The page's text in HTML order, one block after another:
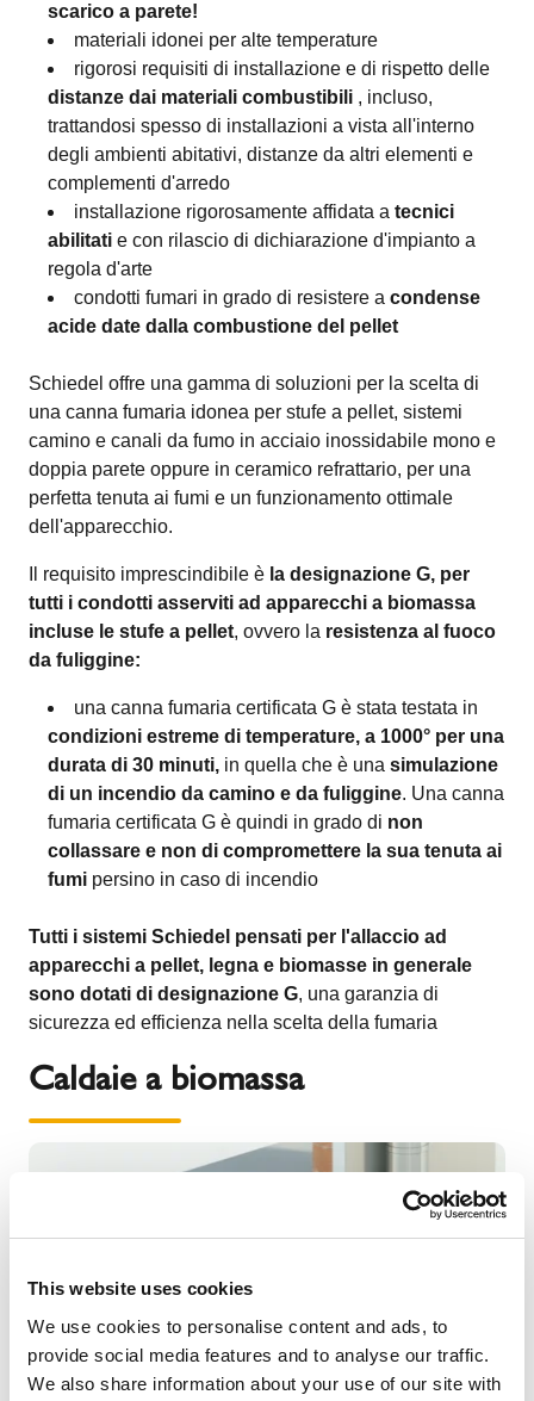
This website uses cookies
We use cookies to personalise content and ads, to
provide social media features and to analyse our traffic.
We also share information about your use of our site with
scarico a parete!
materiali idonei per alte temperature
rigorosi requisiti di installazione e di rispetto delle
distanze dai materiali combustibili , incluso,
trattandosi spesso di installazioni a vista all'interno
degli ambienti abitativi, distanze da altri elementi e
complementi d'arredo
installazione rigorosamente affidata a tecnici
abilitati e con rilascio di dichiarazione d'impianto a
regola d'arte
condotti fumari in grado di resistere a condense
acide date dalla combustione del pellet
Schiedel offre una gamma di soluzioni per la scelta di
una canna fumaria idonea per stufe a pellet, sistemi
camino e canali da fumo in acciaio inossidabile mono e
doppia parete oppure in ceramico refrattario, per una
perfetta tenuta ai fumi e un funzionamento ottimale
dell'apparecchio.
Il requisito imprescindibile è la designazione G, per
tutti i condotti asserviti ad apparecchi a biomassa
incluse le stufe a pellet, ovvero la resistenza al fuoco
da fuliggine:
una canna fumaria certificata G è stata testata in
condizioni estreme di temperature, a 1000° per una
durata di 30 minuti, in quella che è una simulazione
di un incendio da camino e da fuliggine. Una canna
fumaria certificata G è quindi in grado di non
collassare e non di compromettere la sua tenuta ai
fumi persino in caso di incendio
Tutti i sistemi Schiedel pensati per l'allaccio ad
apparecchi a pellet, legna e biomasse in generale
sono dotati di designazione G, una garanzia di
sicurezza ed efficienza nella scelta della fumaria
Caldaie a biomassa